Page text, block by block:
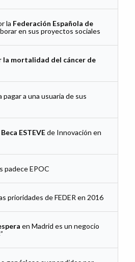
la Federación Española de
en sus proyectos sociales
la mortalidad del cáncer de
pagar a una usuaria de sus
Beca ESTEVEde Innovación en
padece EPOC
prioridades de FEDER en 2016
en Madrid es un negocio